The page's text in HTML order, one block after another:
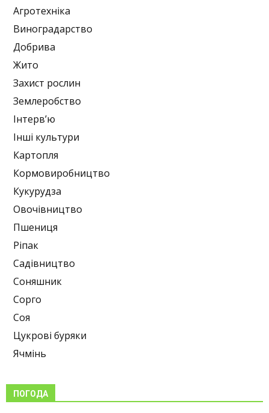
Агротехніка
Виноградарство
Добрива
Жито
Захист рослин
Землеробство
Інтерв’ю
Інші культури
Картопля
Кормовиробництво
Кукурудза
Овочівництво
Пшениця
Ріпак
Садівництво
Соняшник
Сорго
Соя
Цукрові буряки
Ячмінь
ПОГОДА